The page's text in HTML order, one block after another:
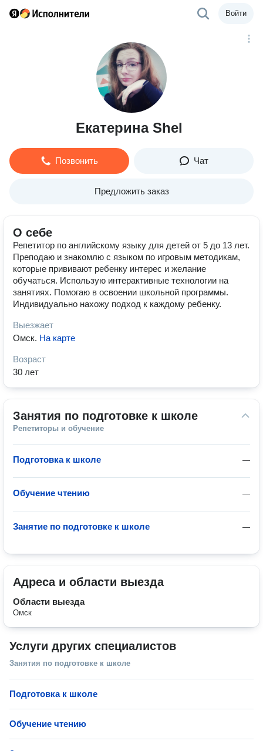
Войти
Екатерина Shel
Позвонить Чат
Предложить заказ
О себе
Репетитор по английскому языку для детей от 5 до 13 лет.
Преподаю и знакомлю с языком по игровым методикам,
которые прививают ребенку интерес и желание
обучаться. Использую интерактивные технологии на
занятиях. Помогаю в освоении школьной программы.
Индивидуально нахожу подход к каждому ребенку.
Выезжает
Омск. На карте
Возраст
30 лет
Занятия по подготовке к школе
Репетиторы и обучение
—
Подготовка к школе
—
Обучение чтению
—
Занятие по подготовке к школе
Адреса и области выезда
Области выезда
Омск
Услуги других специалистов
Занятия по подготовке к школе
Подготовка к школе
Обучение чтению